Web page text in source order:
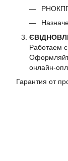
Работаем
онлайн-
Гарантия от